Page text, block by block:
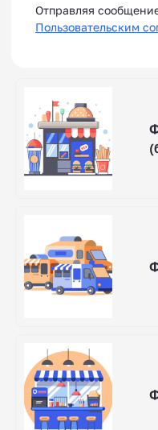
Отправляя
Пользовательским